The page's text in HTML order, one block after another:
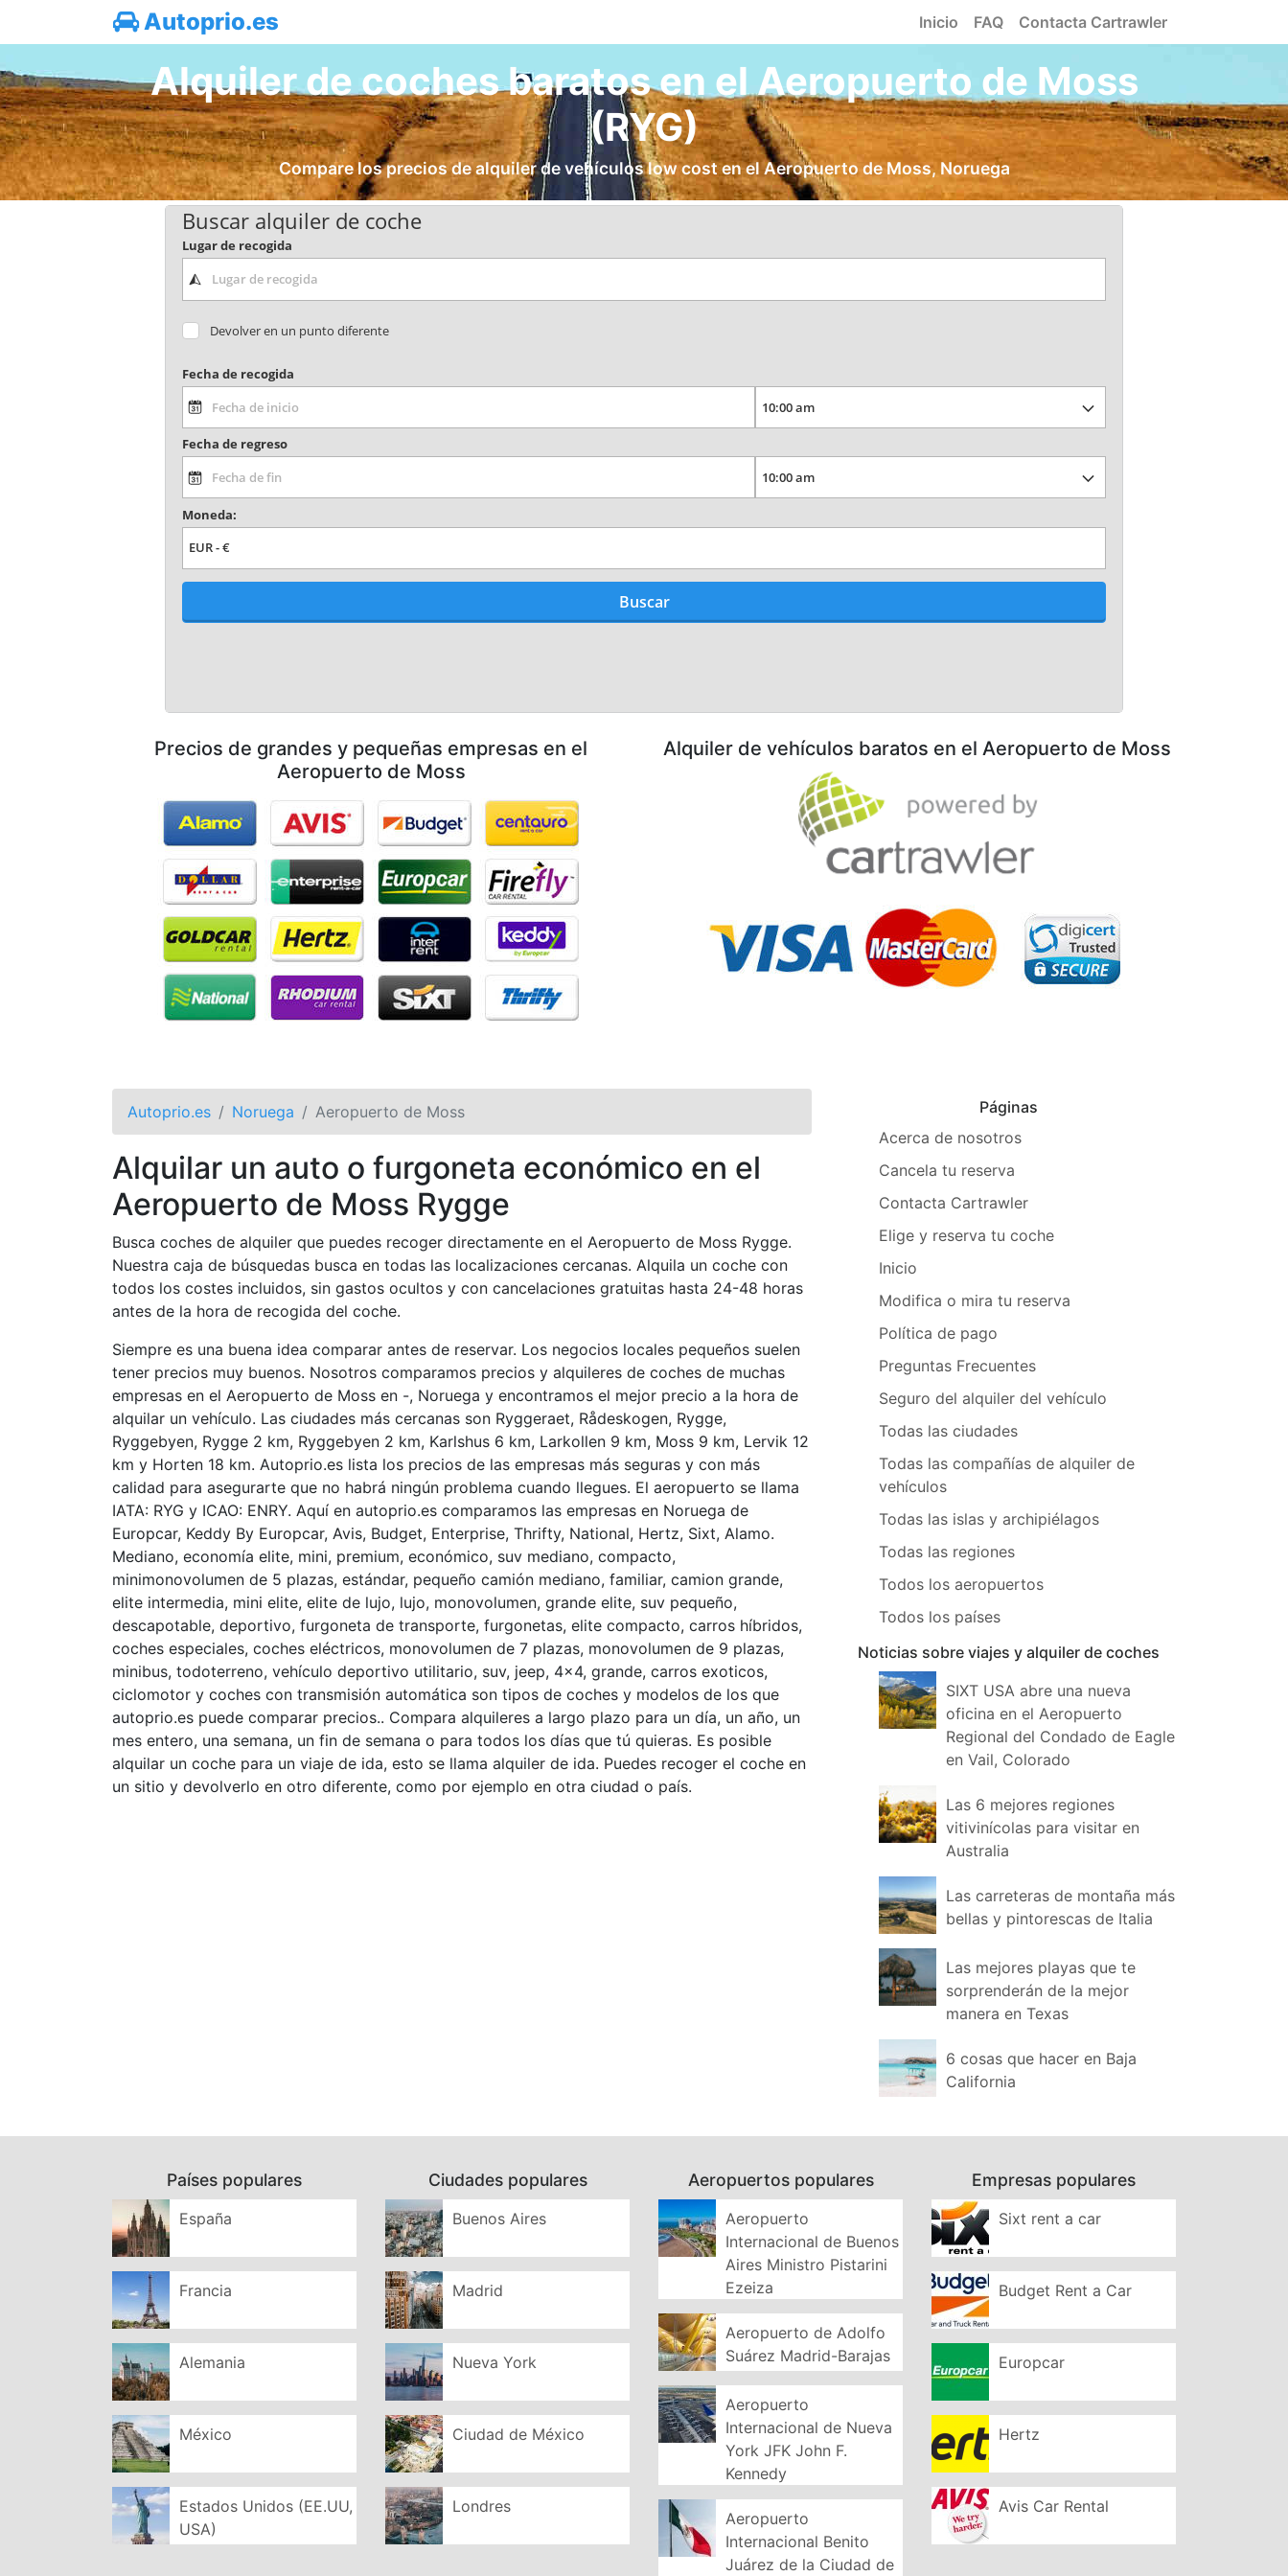
Autoprio.es Inicio FAQ Contacta Cartrawler
Alquiler de coches baratos en el Aeropuerto de Moss
(RYG)
Compare los precios de alquiler de vehículos low cost en el Aeropuerto de Moss, Noruega
Precios de grandes y pequeñas empresas en el
Aeropuerto de Moss
Alquiler de vehículos baratos en el Aeropuerto de Moss
Autoprio.es Noruega Aeropuerto de Moss
Alquilar un auto o furgoneta económico en el
Aeropuerto de Moss Rygge
Busca coches de alquiler que puedes recoger directamente en el Aeropuerto de Moss Rygge.
Nuestra caja de búsquedas busca en todas las localizaciones cercanas. Alquila un coche con
todos los costes incluidos, sin gastos ocultos y con cancelaciones gratuitas hasta 24-48 horas
antes de la hora de recogida del coche.
Siempre es una buena idea comparar antes de reservar. Los negocios locales pequeños suelen
tener precios muy buenos. Nosotros comparamos precios y alquileres de coches de muchas
empresas en el Aeropuerto de Moss en -, Noruega y encontramos el mejor precio a la hora de
alquilar un vehículo. Las ciudades más cercanas son Ryggeraet, Rådeskogen, Rygge,
Ryggebyen, Rygge 2 km, Ryggebyen 2 km, Karlshus 6 km, Larkollen 9 km, Moss 9 km, Lervik 12
km y Horten 18 km. Autoprio.es lista los precios de las empresas más seguras y con más
calidad para asegurarte que no habrá ningún problema cuando llegues. El aeropuerto se llama
IATA: RYG y ICAO: ENRY. Aquí en autoprio.es comparamos las empresas en Noruega de
Europcar, Keddy By Europcar, Avis, Budget, Enterprise, Thrifty, National, Hertz, Sixt, Alamo.
Mediano, economía elite, mini, premium, económico, suv mediano, compacto,
minimonovolumen de 5 plazas, estándar, pequeño camión mediano, familiar, camion grande,
elite intermedia, mini elite, elite de lujo, lujo, monovolumen, grande elite, suv pequeño,
descapotable, deportivo, furgoneta de transporte, furgonetas, elite compacto, carros híbridos,
coches especiales, coches eléctricos, monovolumen de 7 plazas, monovolumen de 9 plazas,
minibus, todoterreno, vehículo deportivo utilitario, suv, jeep, 4×4, grande, carros exoticos,
ciclomotor y coches con transmisión automática son tipos de coches y modelos de los que
autoprio.es puede comparar precios.. Compara alquileres a largo plazo para un día, un año, un
mes entero, una semana, un fin de semana o para todos los días que tú quieras. Es posible
alquilar un coche para un viaje de ida, esto se llama alquiler de ida. Puedes recoger el coche en
un sitio y devolverlo en otro diferente, como por ejemplo en otra ciudad o país.
Páginas
Acerca de nosotros
Cancela tu reserva
Contacta Cartrawler
Elige y reserva tu coche
Inicio
Modifica o mira tu reserva
Política de pago
Preguntas Frecuentes
Seguro del alquiler del vehículo
Todas las ciudades
Todas las compañías de alquiler de
vehículos
Todas las islas y archipiélagos
Todas las regiones
Todos los aeropuertos
Todos los países
Noticias sobre viajes y alquiler de coches
SIXT USA abre una nueva
oficina en el Aeropuerto
Regional del Condado de Eagle
en Vail, Colorado
Las 6 mejores regiones
vitivinícolas para visitar en
Australia
Las carreteras de montaña más
bellas y pintorescas de Italia
Las mejores playas que te
sorprenderán de la mejor
manera en Texas
6 cosas que hacer en Baja
California
Países populares
España
Francia
Alemania
México
Estados Unidos (EE.UU,
USA)
Ciudades populares
Buenos Aires
Madrid
Nueva York
Ciudad de México
Londres
Aeropuertos populares
Aeropuerto
Internacional de Buenos
Aires Ministro Pistarini
Ezeiza
Aeropuerto de Adolfo
Suárez Madrid-Barajas
Aeropuerto
Internacional de Nueva
York JFK John F.
Kennedy
Aeropuerto
Internacional Benito
Juárez de la Ciudad de
Empresas populares
Sixt rent a car
Budget Rent a Car
Europcar
Hertz
Avis Car Rental